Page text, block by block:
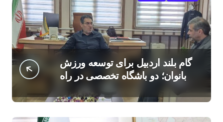
گام بلند اردبیل برای توسعه ورزش
بانوان؛ دو باشگاه تخصصی در راه
است